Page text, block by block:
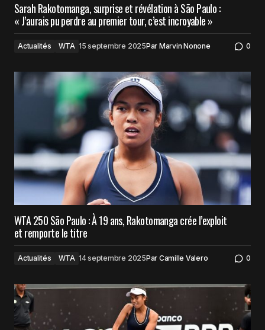
Sarah Rakotomanga, surprise et révélation à São Paulo :
« J’aurais pu perdre au premier tour, c’est incroyable »
Actualités WTA 15 septembre 2025Par Marvin Nonone 0
WTA 250 São Paulo : À 19 ans, Rakotomanga crée l’exploit
et remporte le titre
Actualités WTA 14 septembre 2025Par Camille Valero 0